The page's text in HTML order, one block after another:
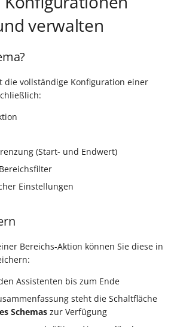
verwalten
die vollständige Konfiguration einer
(Start- und Endwert)
Einstellungen
Bereichs-Aktion können Sie diese in
Assistenten bis zum Ende
steht die Schaltfläche
Schemas zur Verfügung